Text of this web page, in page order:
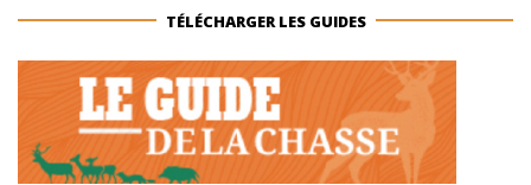
TÉLÉCHARGER LES GUIDES